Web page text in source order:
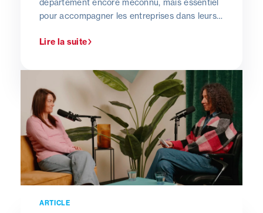
département encore méconnu, mais essentiel
pour accompagner les entreprises dans leurs
Lire la suite
ARTICLE